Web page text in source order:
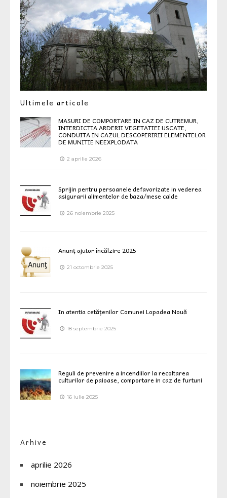
Ultimele articole
MASURI DE COMPORTARE IN CAZ DE CUTREMUR,
INTERDICTIA ARDERII VEGETATIEI USCATE,
CONDUITA IN CAZUL DESCOPERIRII ELEMENTELOR
DE MUNITIE NEEXPLODATA
2 aprilie 2026
Sprijin pentru persoanele defavorizate in vederea
asigurarii alimentelor de baza/mese calde
26 noiembrie 2025
Anunț ajutor încălzire 2025
21 octombrie 2025
In atentia cetățenilor Comunei Lopadea Nouă
18 septembrie 2025
Reguli de prevenire a incendiilor la recoltarea
culturilor de paioase, comportare in caz de furtuni
16 iulie 2025
Arhive
aprilie 2026
noiembrie 2025